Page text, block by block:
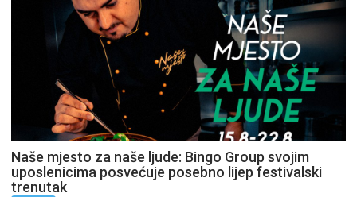
Naše mjesto za naše ljude: Bingo Group svojim
uposlenicima posvećuje posebno lijep festivalski
trenutak